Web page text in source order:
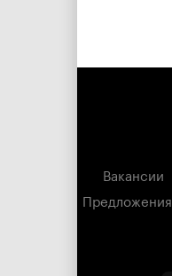
Вакансии
Предложения